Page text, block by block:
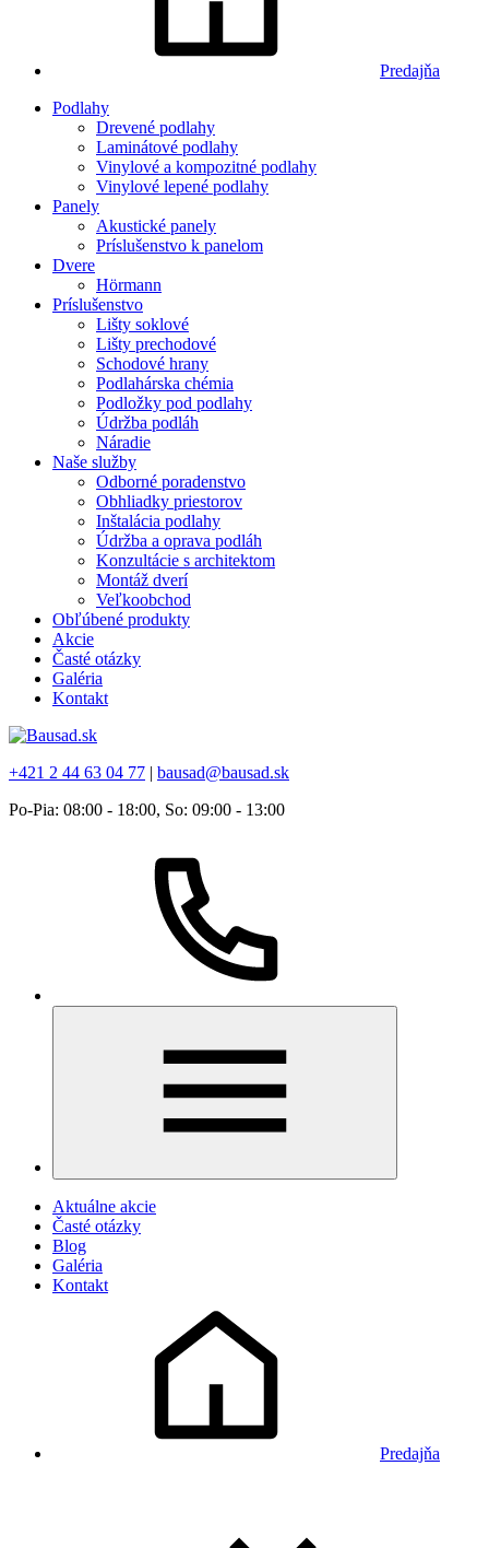
Predajňa
Podlahy
Drevené podlahy
Laminátové podlahy
Vinylové a kompozitné podlahy
Vinylové lepené podlahy
Panely
Akustické panely
Príslušenstvo k panelom
Dvere
Hörmann
Príslušenstvo
Lišty soklové
Lišty prechodové
Schodové hrany
Podlahárska chémia
Podložky pod podlahy
Údržba podláh
Náradie
Naše služby
Odborné poradenstvo
Obhliadky priestorov
Inštalácia podlahy
Údržba a oprava podláh
Konzultácie s architektom
Montáž dverí
Veľkoobchod
Obľúbené produkty
Akcie
Časté otázky
Galéria
Kontakt
+421 2 44 63 04 77 | bausad@bausad.sk
Po-Pia: 08:00 - 18:00, So: 09:00 - 13:00
Aktuálne akcie
Časté otázky
Blog
Galéria
Kontakt
Predajňa